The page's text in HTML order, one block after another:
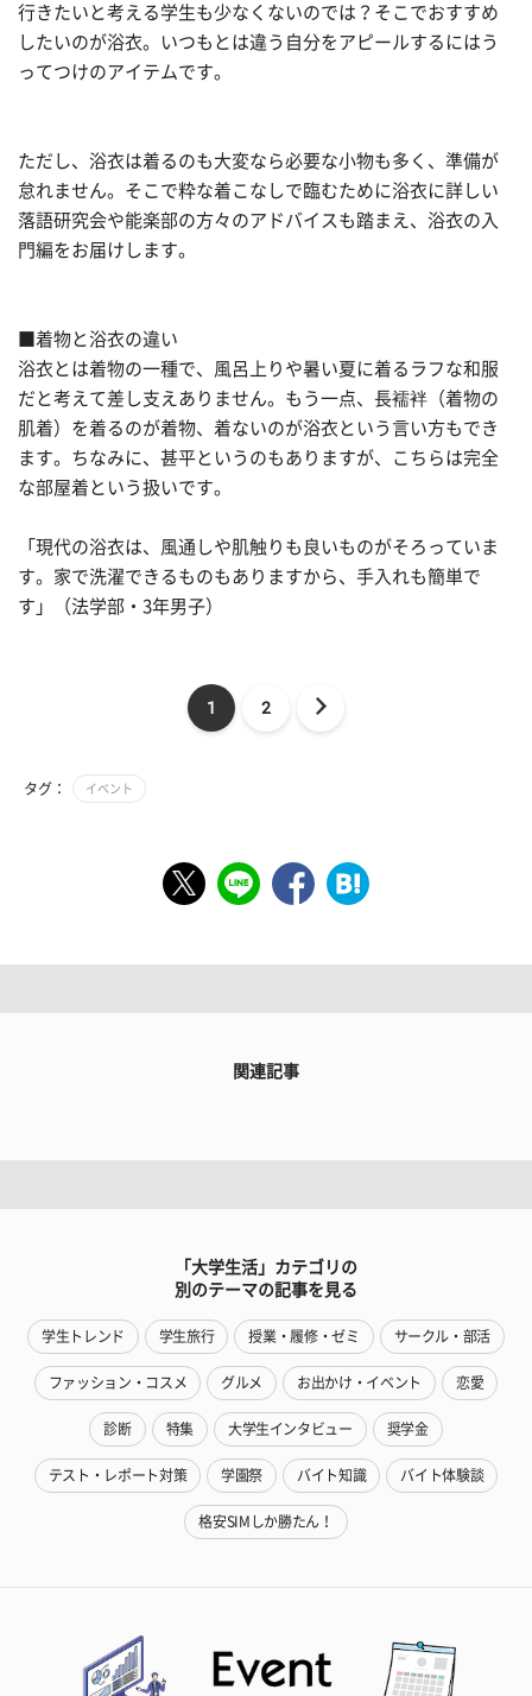
行きたいと考える学生も少なくないのでは？そこでおすすめ
したいのが浴衣。いつもとは違う自分をアピールするにはう
ってつけのアイテムです。
ただし、浴衣は着るのも大変なら必要な小物も多く、準備が
怠れません。そこで粋な着こなしで臨むために浴衣に詳しい
落語研究会や能楽部の方々のアドバイスも踏まえ、浴衣の入
門編をお届けします。
■着物と浴衣の違い
浴衣とは着物の一種で、風呂上りや暑い夏に着るラフな和服
だと考えて差し支えありません。もう一点、長襦袢（着物の
肌着）を着るのが着物、着ないのが浴衣という言い方もでき
ます。ちなみに、甚平というのもありますが、こちらは完全
な部屋着という扱いです。
「現代の浴衣は、風通しや肌触りも良いものがそろっていま
す。家で洗濯できるものもありますから、手入れも簡単で
す」（法学部・3年男子）
1 2
タグ： イベント
関連記事
「大学生活」カテゴリの
別のテーマの記事を見る
学生トレンド 学生旅行 授業・履修・ゼミ サークル・部活
ファッション・コスメ グルメ お出かけ・イベント 恋愛
診断 特集 大学生インタビュー 奨学金
テスト・レポート対策 学園祭 バイト知識 バイト体験談
格安SIMしか勝たん！